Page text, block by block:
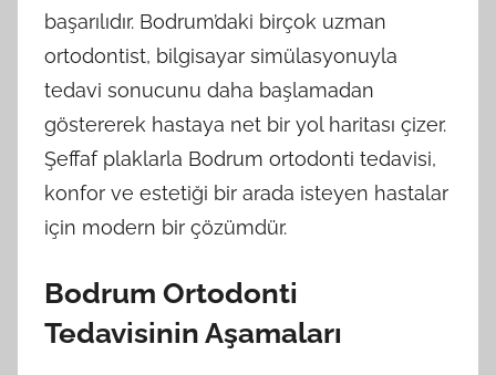
başarılıdır. Bodrum’daki birçok uzman
ortodontist, bilgisayar simülasyonuyla
tedavi sonucunu daha başlamadan
göstererek hastaya net bir yol haritası çizer.
Şeffaf plaklarla Bodrum ortodonti tedavisi,
konfor ve estetiği bir arada isteyen hastalar
için modern bir çözümdür.
Bodrum Ortodonti
Tedavisinin Aşamaları